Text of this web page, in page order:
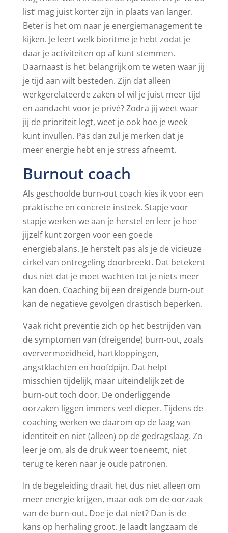
list’ mag juist korter zijn in plaats van langer.
Beter is het om naar je energiemanagement te
kijken. Je leert welk bioritme je hebt zodat je
daar je activiteiten op af kunt stemmen.
Daarnaast is het belangrijk om te weten waar jij
je tijd aan wilt besteden. Zijn dat alleen
werkgerelateerde zaken of wil je juist meer tijd
en aandacht voor je privé? Zodra jij weet waar
jij de prioriteit legt, weet je ook hoe je week
kunt invullen. Pas dan zul je merken dat je
meer energie hebt en je stress afneemt.
Burnout coach
Als geschoolde burn-out coach kies ik voor een
praktische en concrete insteek. Stapje voor
stapje werken we aan je herstel en leer je hoe
jijzelf kunt zorgen voor een goede
energiebalans. Je herstelt pas als je de vicieuze
cirkel van ontregeling doorbreekt. Dat betekent
dus niet dat je moet wachten tot je niets meer
kan doen. Coaching bij een dreigende burn-out
kan de negatieve gevolgen drastisch beperken.
Vaak richt preventie zich op het bestrijden van
de symptomen van (dreigende) burn-out, zoals
oververmoeidheid, hartkloppingen,
angstklachten en hoofdpijn. Dat helpt
misschien tijdelijk, maar uiteindelijk zet de
burn-out toch door. De onderliggende
oorzaken liggen immers veel dieper. Tijdens de
coaching werken we daarom op de laag van
identiteit en niet (alleen) op de gedragslaag. Zo
leer je om, als de druk weer toeneemt, niet
terug te keren naar je oude patronen.
In de begeleiding draait het dus niet alleen om
meer energie krijgen, maar ook om de oorzaak
van de burn-out. Doe je dat niet? Dan is de
kans op herhaling groot. Je laadt langzaam de